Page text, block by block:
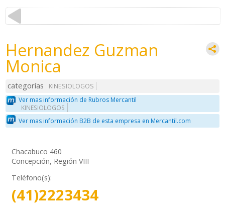
Hernandez Guzman
Monica
categorías
KINESIOLOGOS
Ver mas información de Rubros Mercantil
KINESIOLOGOS
Ver mas información B2B de esta empresa en Mercantil.com
Chacabuco 460
Concepción, Región VIII
Teléfono(s):
(41)2223434